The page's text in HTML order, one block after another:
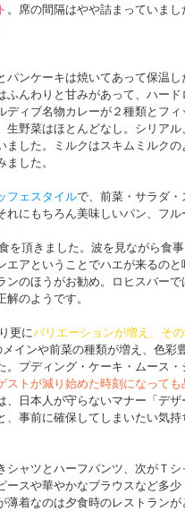
。席の間隔はやや詰まっていま
ンケーキは焼いてあって保温し
ふんわりと甘みがあって、ハー
ディブ名物カレーが２種類とフ
野菜はほとんどなし。シリアル
ました。ミルクはスキムミルク
した。
フェスタイルで、前菜・サラダ・
れにもちろん美味しいパン、フル
を頂きました。波を見ながら食
エアということでハエが来るの
ンのほうがお勧め。ロヒスバーで
のようです。
更にバリエーションが増え、そ
メインや前菜の種類が増え、色彩
プディング・ケーキ・ムース・
ストが減り始めた時刻になっても
、日本人が守らないマナー「デ
、事前に確保してしまいたい気持
ャツとハーフパンツ、次がＴシ
ースや華やかなブラウスなど多少
薄着なのは夕食時のレストラン